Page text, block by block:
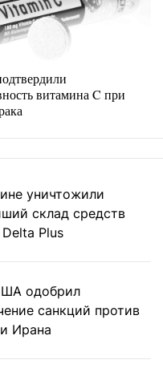
витамина C при
уничтожили
склад средств
Plus
одобрил
санкций против
Ирана